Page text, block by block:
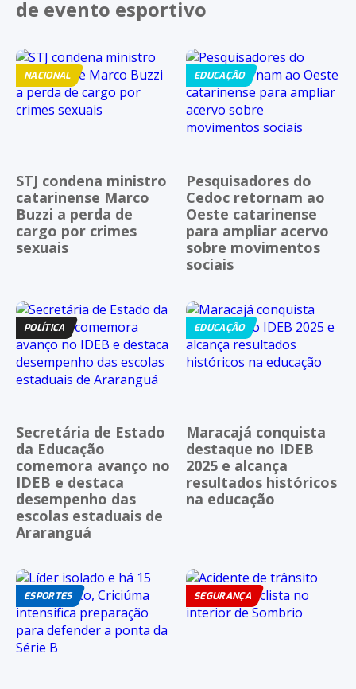
de evento esportivo
NACIONAL
STJ condena ministro
catarinense Marco
Buzzi a perda de
cargo por crimes
sexuais
EDUCAÇÃO
Pesquisadores do
Cedoc retornam ao
Oeste catarinense
para ampliar acervo
sobre movimentos
sociais
POLÍTICA
Secretária de Estado
da Educação
comemora avanço no
IDEB e destaca
desempenho das
escolas estaduais de
Araranguá
EDUCAÇÃO
Maracajá conquista
destaque no IDEB
2025 e alcança
resultados históricos
na educação
ESPORTES SEGURANÇA